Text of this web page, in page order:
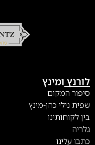
לורנץ ומינץ
סיפור המקום
שפית נילי כהן-מינץ
בין לקוחותינו
גלריה
כתבו עלינו